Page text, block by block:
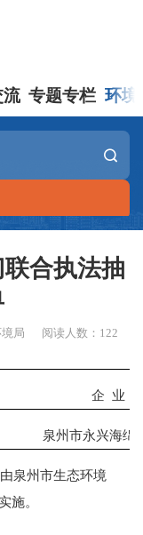
流 专题专栏 环境
合执法抽
局 阅读人数： 122
企 业
泉州市永兴海绵
泉州市生态环境
施。